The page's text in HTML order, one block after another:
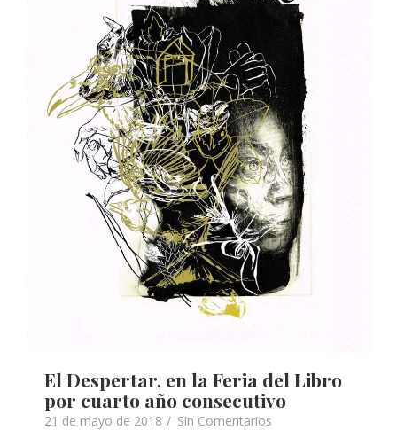
El Despertar, en la Feria del Libro
por cuarto año consecutivo
21 de mayo de 2018 / Sin Comentarios